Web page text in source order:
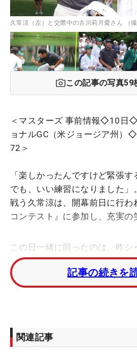
久常涼（左）と交際中の古川莉月愛さん （撮
この記事の写真59
＜マスターズ 事前情報◇10日
ョナルGC（米ジョージア州）
72＞
「楽しかったんですけど緊張す
でも、いい練習になりました」
戦う久常涼は、開幕前日に行わ
コンテスト』に参加し、充実の
この日一緒に回ったのは、昨シ
アーで年間王者に輝いたビク
ウェー）と、2021-22シーズン
ャメロン・ヤング（米国）。6
出番を迎えた時は、やはり“打ち
も。「思いっきり（グリーン）
記事の続きを
関連記事